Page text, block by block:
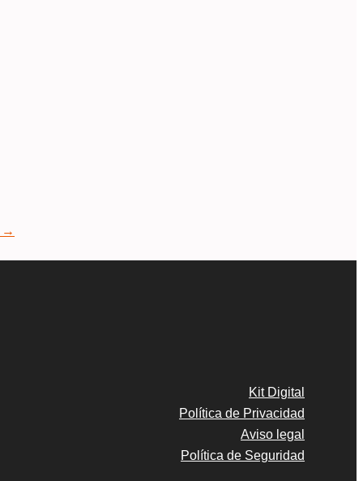
→
Kit Digital
Política de Privacidad
Aviso legal
Política de Seguridad